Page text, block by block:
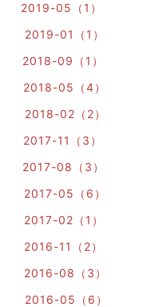
2019-05（1）
2019-01（1）
2018-09（1）
2018-05（4）
2018-02（2）
2017-11（3）
2017-08（3）
2017-05（6）
2017-02（1）
2016-11（2）
2016-08（3）
2016-05（6）